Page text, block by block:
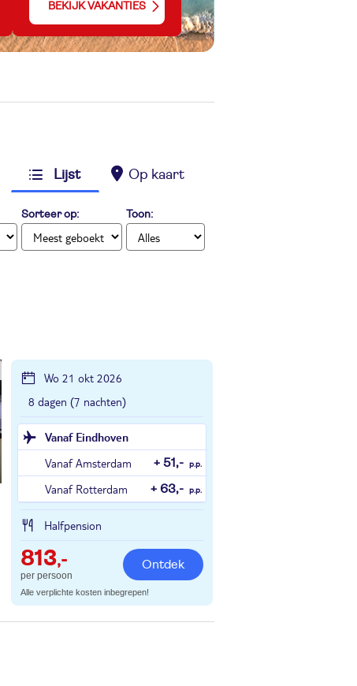
BEKIJK VAKANTIES
Lijst Op kaart
Sorteer op: Toon:
Wo 21 okt 2026
8 dagen (7 nachten)
Vanaf Eindhoven
Vanaf Amsterdam
+ 51,- p.p.
Vanaf Rotterdam + 63,- p.p.
Halfpension
813,-
per persoon
Ontdek
Alle verplichte kosten inbegrepen!